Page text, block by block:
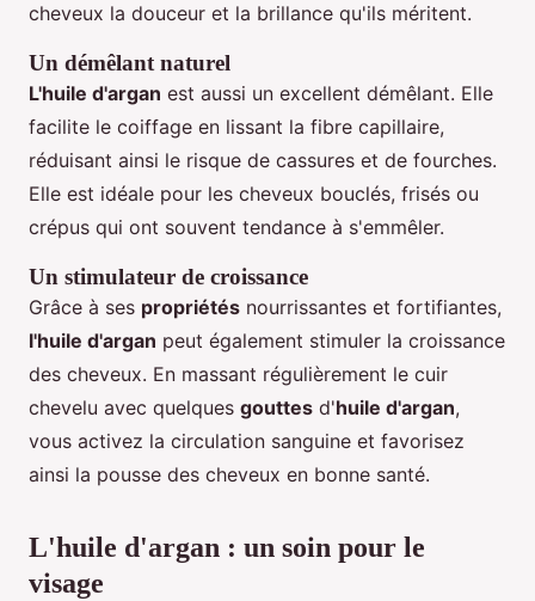
cheveux la douceur et la brillance qu'ils méritent.
Un démêlant naturel
L'huile d'argan est aussi un excellent démêlant. Elle
facilite le coiffage en lissant la fibre capillaire,
réduisant ainsi le risque de cassures et de fourches.
Elle est idéale pour les cheveux bouclés, frisés ou
crépus qui ont souvent tendance à s'emmêler.
Un stimulateur de croissance
Grâce à ses propriétés nourrissantes et fortifiantes,
l'huile d'argan peut également stimuler la croissance
des cheveux. En massant régulièrement le cuir
chevelu avec quelques gouttes d'huile d'argan,
vous activez la circulation sanguine et favorisez
ainsi la pousse des cheveux en bonne santé.
L'huile d'argan : un soin pour le
visage